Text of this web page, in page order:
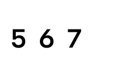
5 6 7